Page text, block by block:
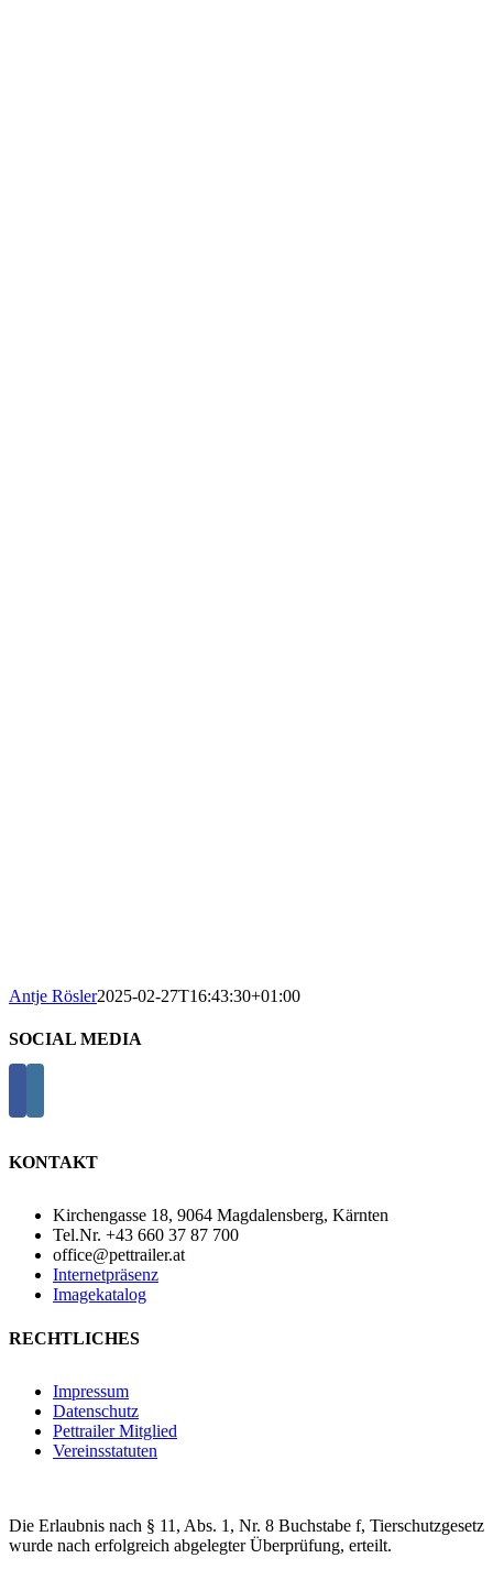
Antje Rösler2025-02-27T16:43:30+01:00
SOCIAL MEDIA
KONTAKT
Kirchengasse 18, 9064 Magdalensberg, Kärnten
Tel.Nr. +43 660 37 87 700
office@pettrailer.at
Internetpräsenz
Imagekatalog
RECHTLICHES
Impressum
Datenschutz
Pettrailer Mitglied
Vereinsstatuten
Die Erlaubnis nach § 11, Abs. 1, Nr. 8 Buchstabe f, Tierschutzgesetz
wurde nach erfolgreich abgelegter Überprüfung, erteilt.